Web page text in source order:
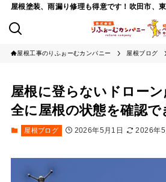
屋根塗装、雨漏り修理も得意です！吹田市、
屋根工事のりふぉーむカンパニー 屋根ブログ
屋根に登らないドロー
全に屋根の状態を確認で
屋根ブログ 2026年5月1日 2026年5